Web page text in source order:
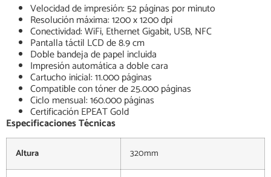
Velocidad de impresión: 52 páginas por minuto
Resolución máxima: 1200 x 1200 dpi
Conectividad: WiFi, Ethernet Gigabit, USB, NFC
Pantalla táctil LCD de 8.9 cm
Doble bandeja de papel incluida
Impresión automática a doble cara
Cartucho inicial: 11.000 páginas
Compatible con tóner de 25.000 páginas
Ciclo mensual: 160.000 páginas
Certificación EPEAT Gold
Especificaciones Técnicas
Altura 320mm